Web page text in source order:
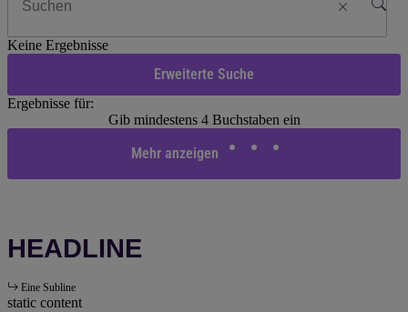
Keine Ergebnisse
Erweiterte Suche
Ergebnisse für:
Gib mindestens 4 Buchstaben ein
Mehr anzeigen
HEADLINE
Eine Subline
static content